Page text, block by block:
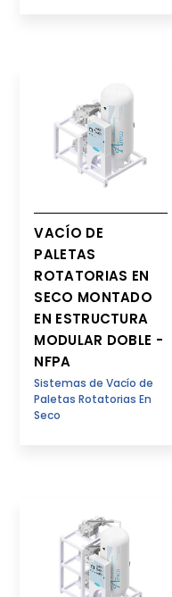
VACÍO DE
PALETAS
ROTATORIAS EN
SECO MONTADO
EN ESTRUCTURA
MODULAR DOBLE -
NFPA
Sistemas de Vacío de
Paletas Rotatorias En
Seco